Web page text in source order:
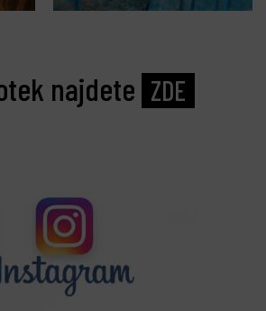
najdete ZDE